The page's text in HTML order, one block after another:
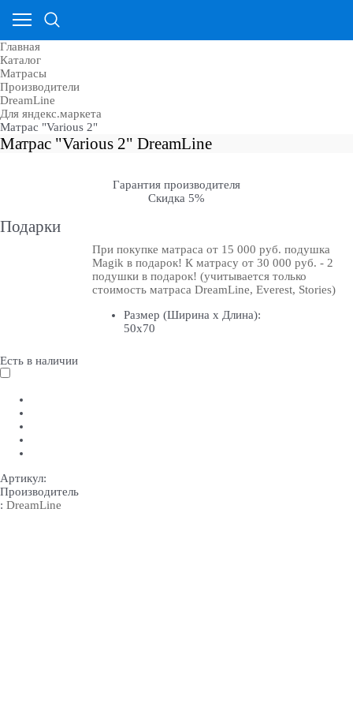
Главная
Каталог
Матрасы
Производители
DreamLine
Для яндекс.маркета
Матрас "Various 2"
Матрас "Various 2" DreamLine
Гарантия производителя
Скидка 5%
Подарки
При покупке матраса от 15 000 руб. подушка
Magik в подарок! К матрасу от 30 000 руб. - 2
подушки в подарок! (учитывается только
стоимость матраса DreamLine, Everest, Stories)
Размер (Ширина х Длина):
50х70
Есть в наличии
Артикул:
Производитель
: DreamLine